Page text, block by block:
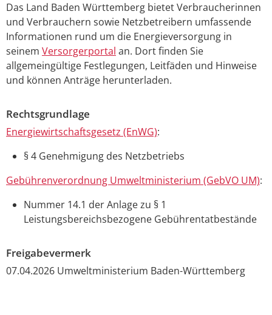
Das Land Baden Württemberg bietet Verbraucherinnen
und Verbrauchern sowie Netzbetreibern umfassende
Informationen rund um die Energieversorgung in
seinem Versorgerportal an. Dort finden Sie
allgemeingültige Festlegungen, Leitfäden und Hinweise
und können Anträge herunterladen.
Rechtsgrundlage
Energiewirtschaftsgesetz (EnWG):
§ 4 Genehmigung des Netzbetriebs
Gebührenverordnung Umweltministerium (GebVO UM):
Nummer 14.1 der Anlage zu § 1
Leistungsbereichsbezogene Gebührentatbestände
Freigabevermerk
07.04.2026 Umweltministerium Baden-Württemberg